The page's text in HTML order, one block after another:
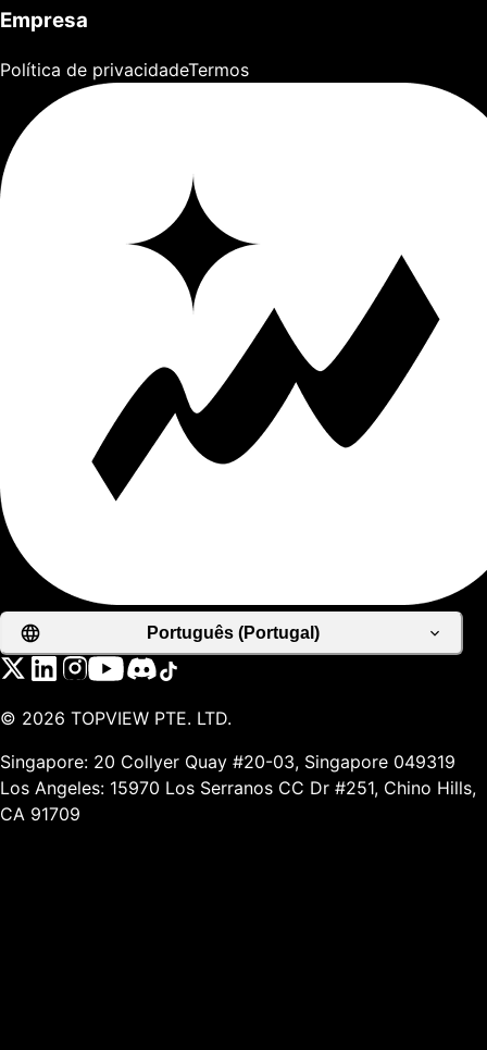
Empresa
Política de privacidadeTermos
Português (Portugal)
© 2026 TOPVIEW PTE. LTD.
Singapore: 20 Collyer Quay #20-03, Singapore 049319
Los Angeles: 15970 Los Serranos CC Dr #251, Chino Hills,
CA 91709